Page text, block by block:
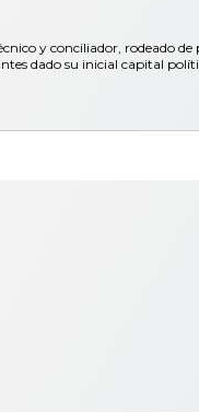
y conciliador, rodeado de
dado su inicial capital